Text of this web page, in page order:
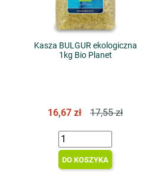
Kasza BULGUR ekologiczna
1kg Bio Planet
16,67 zł 17,55 zł
DO KOSZYKA